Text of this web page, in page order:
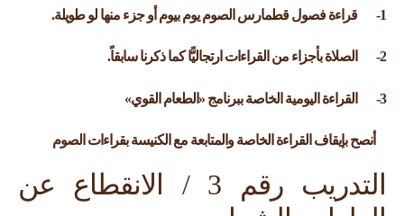
1- قراءة فصول قطمارس الصوم يوم بيوم أو جزء منها لو طويلة.
2- الصلاة بأجزاء من القراءات ارتجاليًّا كما ذكرنا سابقاً.
3- القراءة اليومية الخاصة ببرنامج «الطعام القوي»
أنصح بإيقاف القراءة الخاصة والمتابعة مع الكنيسة بقراءات الصوم
التدريب رقم 3 / الانقطاع عن